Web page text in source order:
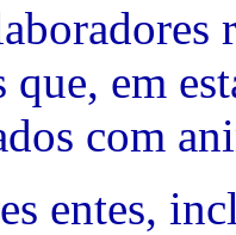
em
com
entes,